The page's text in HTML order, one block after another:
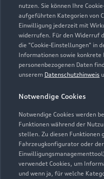
nutzen. Sie können Ihre
aufgeführten Kategorien von
Einwilligung jederzeit mit
widerrufen. Für den Widerruf
die "Cookie-Einstellungen" in
Informationen sowie konkrete
personenbezogenen Daten
unserem Datenschutzhinweis
Notwendige Cookies
Notwendige Cookies werden
Funktionen während der
stellen. Zu diesen Funktionen
Fahrzeugkonfigurator oder
verwendet Cookies, um
und wenn ja, für welche
Zur Reparatur